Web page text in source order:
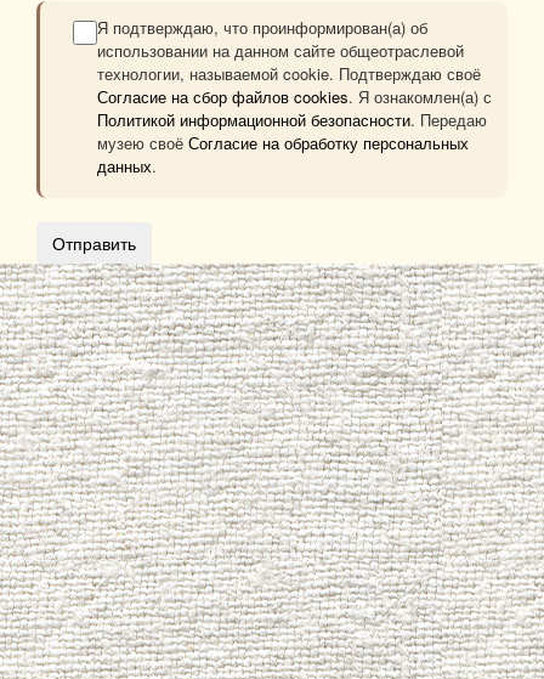
Я подтверждаю, что проинформирован(а) об
использовании на данном сайте общеотраслевой
технологии, называемой cookie. Подтверждаю своё
Согласие на сбор файлов cookies. Я ознакомлен(а) с
Политикой информационной безопасности. Передаю
музею своё Согласие на обработку персональных
данных.